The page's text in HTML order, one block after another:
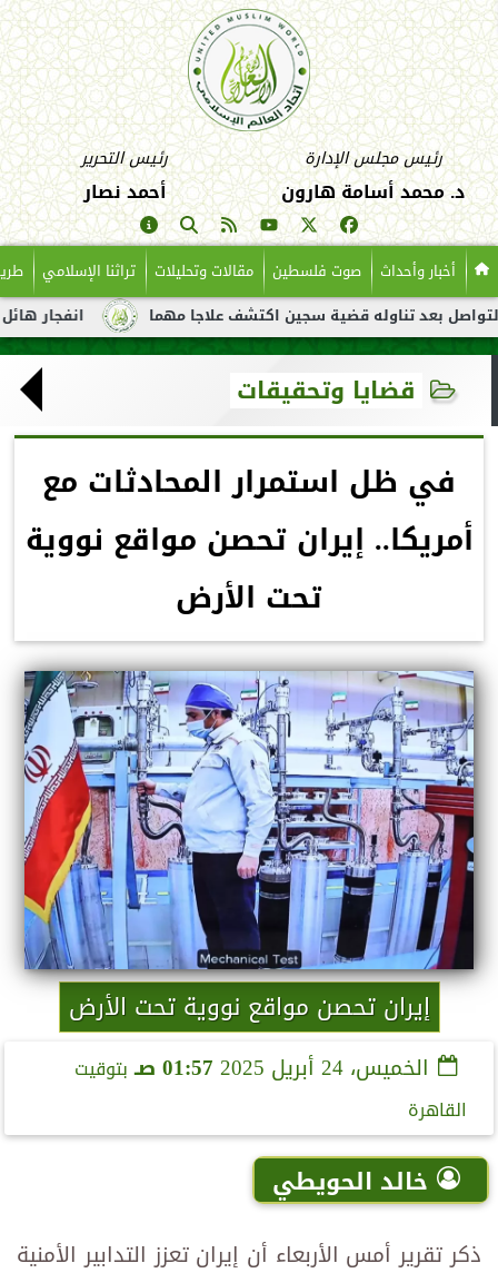
رئيس مجلس الإدارة
د. محمد أسامة هارون
رئيس التحرير
أحمد نصار
أخبار وأحداث صوت فلسطين مقالات وتحليلات تراثنا الإسلامي
انفجار هائل لناقلة نفط تناوله قضية سجين اكتشف علاجا مهما
قضايا وتحقيقات
في ظل استمرار المحادثات مع
أمريكا.. إيران تحصن مواقع نووية
تحت الأرض
إيران تحصن مواقع نووية تحت الأرض
الخميس، 24 أبريل 2025 01:57 صـ
بتوقيت
القاهرة
خالد الحويطي
ذكر تقرير أمس الأربعاء أن إيران تعزز التدابير الأمنية